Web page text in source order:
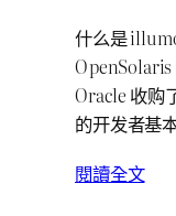
什么是
Oracle 收购
的开发者基
閱讀全文